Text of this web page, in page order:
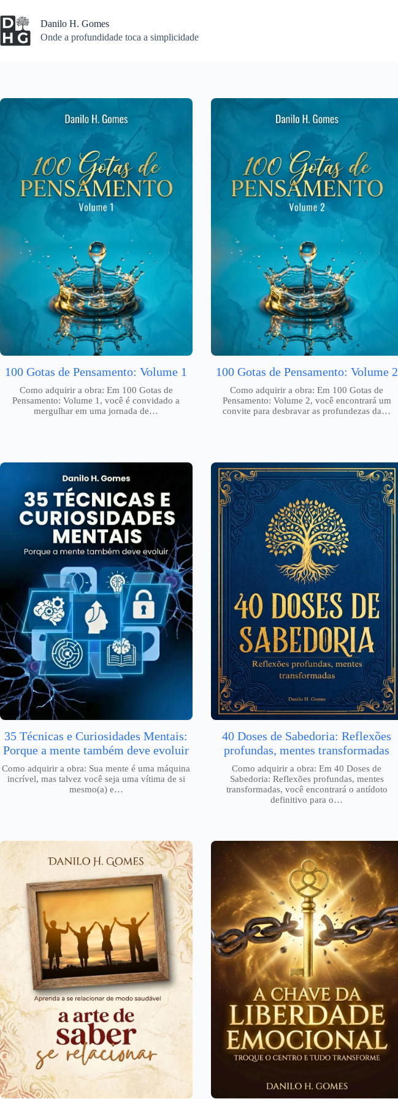
para
o
conteúdo
Danilo H. Gomes
Onde a profundidade toca a simplicidade
100 Gotas de Pensamento: Volume 1
Como adquirir a obra: Em 100 Gotas de
Pensamento: Volume 1, você é convidado a
mergulhar em uma jornada de…
100 Gotas de Pensamento: Volume 2
Como adquirir a obra: Em 100 Gotas de
Pensamento: Volume 2, você encontrará um
convite para desbravar as profundezas da…
35 Técnicas e Curiosidades Mentais:
Porque a mente também deve evoluir
Como adquirir a obra: Sua mente é uma máquina
incrível, mas talvez você seja uma vítima de si
mesmo(a) e…
40 Doses de Sabedoria: Reflexões
profundas, mentes transformadas
Como adquirir a obra: Em 40 Doses de
Sabedoria: Reflexões profundas, mentes
transformadas, você encontrará o antídoto
definitivo para o…